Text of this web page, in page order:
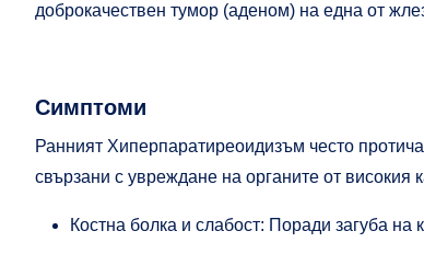
доброкачествен тумор (аденом) на една от
Симптоми
Ранният Хиперпаратиреоидизъм често
свързани с увреждане на органите от високия
Костна болка и слабост: Поради загуба